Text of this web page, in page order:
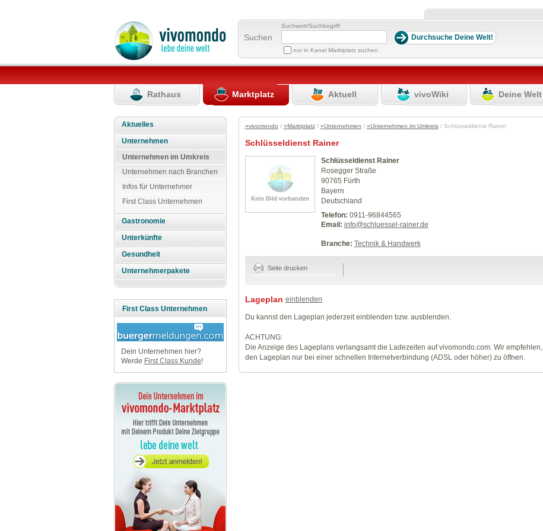
Suchen
Suchwort/Suchbegriff
nur in Kanal Marktplatz suchen
Rathaus Marktplatz Aktuell vivoWiki Deine Welt
Aktuelles
Unternehmen
Unternehmen im Umkreis
Unternehmen nach Branchen
Infos für Unternehmer
First Class Unternehmen
Gastronomie
Unterkünfte
Gesundheit
Unternehmerpakete
First Class Unternehmen
Dein Unternehmen hier?
Werde First Class Kunde!
»vivomondo / »Marktplatz/ »Unternehmen / »Unternehmen im Umkreis/ Schlüsseldienst Rainer
Schlüsseldienst Rainer
Schlüsseldienst Rainer
Rosegger Straße
90765 Fürth
Bayern
Deutschland
Telefon: 0911-96844565
Email: info@schluessel-rainer.de
Branche: Technik & Handwerk
Seite drucken
Lageplan einblenden
Du kannst den Lageplan jederzeit einblenden bzw. ausblenden.
ACHTUNG:
Die Anzeige des Lageplans verlangsamt die Ladezeiten auf vivomondo.com. Wir empfehlen,
den Lageplan nur bei einer schnellen Internetverbindung (ADSL oder höher) zu öffnen.